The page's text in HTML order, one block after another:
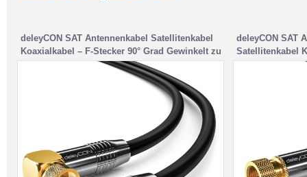
deleyCON SAT Antennenkabel Satellitenkabel
Koaxialkabel – F-Stecker 90° Grad Gewinkelt zu
F-Stecker Gerade – Schwarz
deleyCON SAT
Satellitenkabel
Ultra-HD 4K